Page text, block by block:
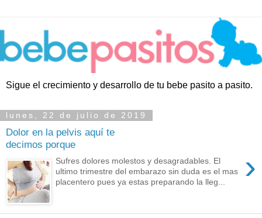
Sigue el crecimiento y desarrollo de tu bebe pasito a pasito.
lunes, 22 de julio de 2019
Dolor en la pelvis aquí te
decimos porque
›
Sufres dolores molestos y desagradables. El
ultimo trimestre del embarazo sin duda es el mas
placentero pues ya estas preparando la lleg...